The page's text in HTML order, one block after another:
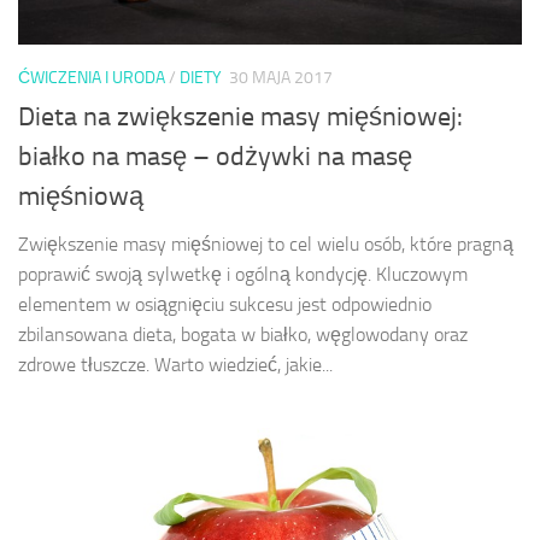
ĆWICZENIA I URODA/ DIETY 30 MAJA 2017
Dieta na zwiększenie masy mięśniowej:
białko na masę – odżywki na masę
mięśniową
Zwiększenie masy mięśniowej to cel wielu osób, które pragną
poprawić swoją sylwetkę i ogólną kondycję. Kluczowym
elementem w osiągnięciu sukcesu jest odpowiednio
zbilansowana dieta, bogata w białko, węglowodany oraz
zdrowe tłuszcze. Warto wiedzieć, jakie...